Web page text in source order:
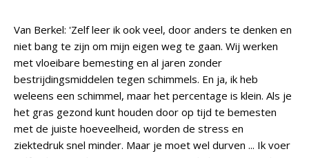
Van Berkel: 'Zelf leer ik ook veel, door anders te denken en
niet bang te zijn om mijn eigen weg te gaan. Wij werken
met vloeibare bemesting en al jaren zonder
bestrijdingsmiddelen tegen schimmels. En ja, ik heb
weleens een schimmel, maar het percentage is klein. Als je
het gras gezond kunt houden door op tijd te bemesten
met de juiste hoeveelheid, worden de stress en
ziektedruk snel minder. Maar je moet wel durven ... Ik voer